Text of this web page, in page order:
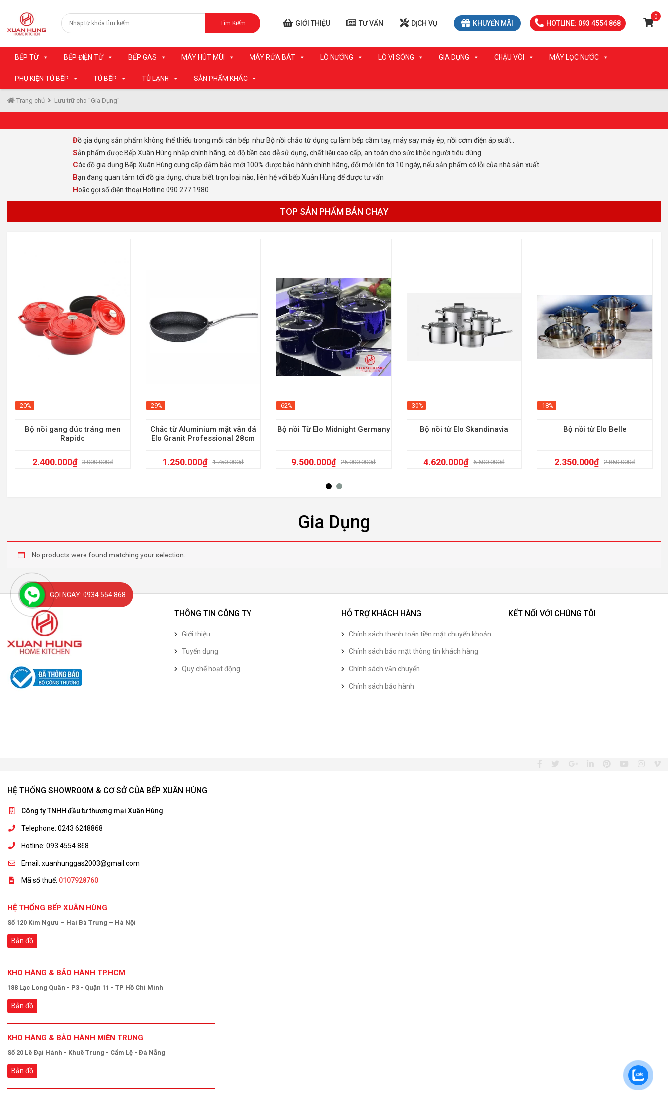
Tìm Kiếm GIỚI THIỆU TƯ VẤN DỊCH VỤ KHUYẾN MÃI HOTLINE: 093 4554 868
0
BẾP TỪ BẾP ĐIỆN TỪ BẾP GAS MÁY HÚT MÙI MÁY RỬA BÁT LÒ NƯỚNG LÒ VI SÓNG GIA DỤNG CHẬU VÒI MÁY LỌC NƯỚC
PHỤ KIỆN TỦ BẾP TỦ BẾP TỦ LẠNH SẢN PHẨM KHÁC
Trang chủ Lưu trữ cho "Gia Dụng"
Đồ gia dụng sản phẩm không thể thiếu trong mỗi căn bếp, như Bộ nồi chảo từ dụng cụ làm bếp cầm tay, máy say máy ép, nồi cơm điện áp suất..
Sản phẩm được Bếp Xuân Hùng nhập chính hãng, có độ bền cao dễ sử dụng, chất liệu cao cấp, an toàn cho sức khỏe người tiêu dùng.
Các đồ gia dụng Bếp Xuân Hùng cung cấp đảm bảo mới 100% được bảo hành chính hãng, đổi mới lên tới 10 ngày, nếu sản phẩm có lỗi của nhà sản xuất.
Bạn đang quan tâm tới đồ gia dụng, chưa biết trọn loại nào, liên hệ với bếp Xuân Hùng để được tư vấn
Hoặc gọi số điện thoại Hotline 090 277 1980
TOP SẢN PHẨM BÁN CHẠY
-20%
Bộ nồi gang đúc tráng men
Rapido
3.000.000₫
2.400.000₫
-29%
Chảo từ Aluminium mặt vân đá
Elo Granit Professional 28cm
1.750.000₫
1.250.000₫
-62%
Bộ nồi Từ Elo Midnight Germany
25.000.000₫
9.500.000₫
-30%
Bộ nồi từ Elo Skandinavia
6.600.000₫
4.620.000₫
-18%
Bộ nồi từ Elo Belle
2.850.000₫
2.350.000₫
Gia Dụng
No products were found matching your selection.
THÔNG TIN CÔNG TY
Giới thiệu
Tuyển dụng
Quy chế hoạt động
HỖ TRỢ KHÁCH HÀNG
Chính sách thanh toán tiền mặt chuyển khoản
Chính sách bảo mật thông tin khách hàng
Chính sách vận chuyển
Chính sách bảo hành
KẾT NỐI VỚI CHÚNG TÔI
HỆ THỐNG SHOWROOM & CƠ SỞ CỦA BẾP XUÂN HÙNG
Công ty TNHH đầu tư thương mại Xuân Hùng
Telephone: 0243 6248868
Hotline: 093 4554 868
Email: xuanhunggas2003@gmail.com
Mã số thuế: 0107928760
HỆ THỐNG BẾP XUÂN HÙNG
Số 120 Kim Ngưu – Hai Bà Trưng – Hà Nội
Bản đồ
KHO HÀNG & BẢO HÀNH TP.HCM
188 Lạc Long Quân - P3 - Quận 11 - TP Hồ Chí Minh
Bản đồ
KHO HÀNG & BẢO HÀNH MIỀN TRUNG
Số 20 Lê Đại Hành - Khuê Trung - Cẩm Lệ - Đà Nẵng
Bản đồ
GỌI NGAY: 0934 554 868